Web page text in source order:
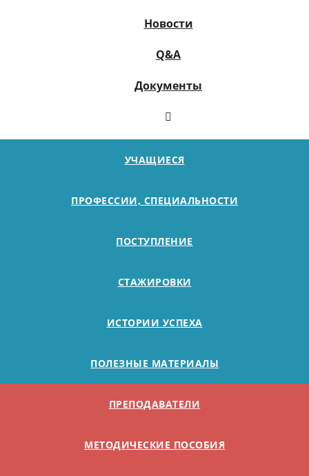
Новости
Q&A
Документы
УЧАЩИЕСЯ
ПРОФЕССИИ, СПЕЦИАЛЬНОСТИ
ПОСТУПЛЕНИЕ
СТАЖИРОВКИ
ИСТОРИИ УСПЕХА
ПОЛЕЗНЫЕ МАТЕРИАЛЫ
ПРЕПОДАВАТЕЛИ
МЕТОДИЧЕСКИЕ ПОСОБИЯ